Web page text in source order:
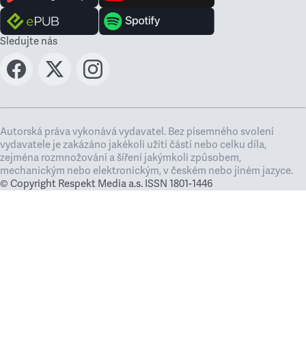
Sledujte nás
Autorská práva vykonává vydavatel. Bez písemného svolení
vydavatele je zakázáno jakékoli užití částí nebo celku díla,
zejména rozmnožování a šíření jakýmkoli způsobem,
mechanickým nebo elektronickým, v českém nebo jiném jazyce.
© Copyright Respekt Media a.s. ISSN 1801-1446